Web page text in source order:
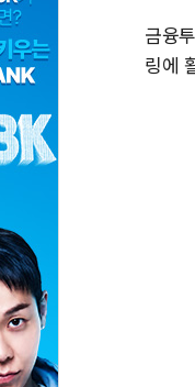
금융
링에